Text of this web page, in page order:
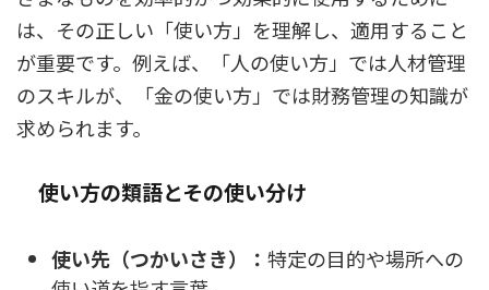
は、その正しい「使い方」を理解し、適用すること
が重要です。例えば、「人の使い方」では人材管理
のスキルが、「金の使い方」では財務管理の知識が
求められます。
使い方の類語とその使い分け
使い先（つかいさき）： 特定の目的や場所への